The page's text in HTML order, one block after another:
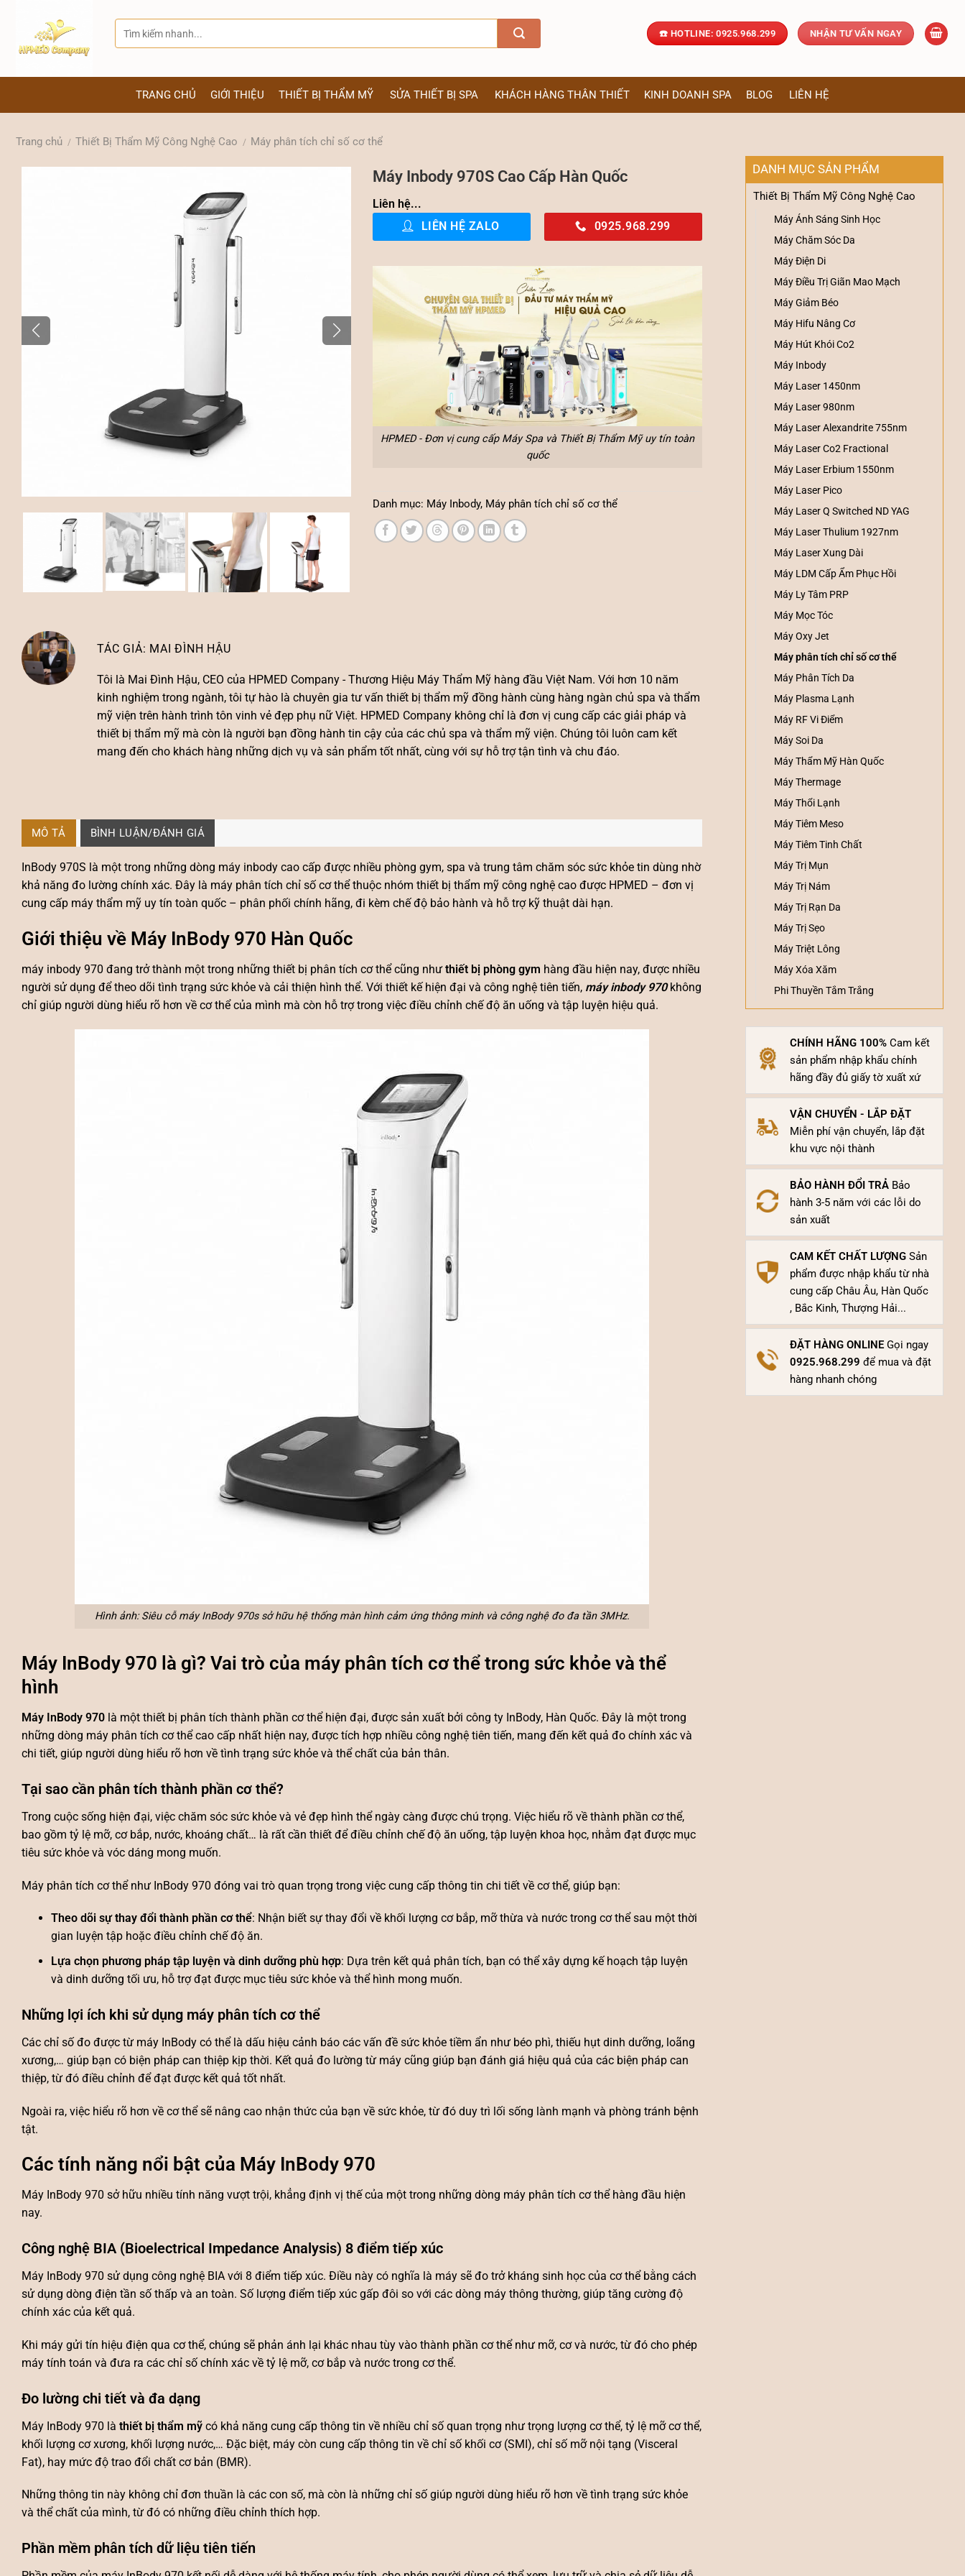
Tìm
kiếm:
☎️ HOTLINE: 0925.968.299 NHẬN TƯ VẤN NGAY
TRANG CHỦ GIỚI THIỆU THIẾT BỊ THẨM MỸ SỬA THIẾT BỊ SPA KHÁCH HÀNG THÂN THIẾT KINH DOANH SPA BLOG LIÊN HỆ
Trang chủ / Thiết Bị Thẩm Mỹ Công Nghệ Cao / Máy phân tích chỉ số cơ thể
DANH MỤC SẢN PHẨM
Thiết Bị Thẩm Mỹ Công Nghệ Cao
Máy Ánh Sáng Sinh Học
Máy Chăm Sóc Da
Máy Điện Di
Máy Điều Trị Giãn Mao Mạch
Máy Giảm Béo
Máy Hifu Nâng Cơ
Máy Hút Khói Co2
Máy Inbody
Máy Laser 1450nm
Máy Laser 980nm
Máy Laser Alexandrite 755nm
Máy Laser Co2 Fractional
Máy Laser Erbium 1550nm
Máy Laser Pico
Máy Laser Q Switched ND YAG
Máy Laser Thulium 1927nm
Máy Laser Xung Dài
Máy LDM Cấp Ẩm Phục Hồi
Máy Ly Tâm PRP
Máy Mọc Tóc
Máy Oxy Jet
Máy phân tích chỉ số cơ thể
Máy Phân Tích Da
Máy Plasma Lạnh
Máy RF Vi Điểm
Máy Soi Da
Máy Thẩm Mỹ Hàn Quốc
Máy Thermage
Máy Thổi Lạnh
Máy Tiêm Meso
Máy Tiêm Tinh Chất
Máy Trị Mụn
Máy Trị Nám
Máy Trị Rạn Da
Máy Trị Sẹo
Máy Triệt Lông
Máy Xóa Xăm
Phi Thuyền Tắm Trắng
CHÍNH HÃNG 100% Cam kết
sản phẩm nhập khẩu chính
hãng đầy đủ giấy tờ xuất xứ
VẬN CHUYỂN - LẮP ĐẶT
Miễn phí vận chuyển, lắp đặt
khu vực nội thành
BẢO HÀNH ĐỔI TRẢ Bảo
hành 3-5 năm với các lỗi do
sản xuất
CAM KẾT CHẤT LƯỢNG Sản
phẩm được nhập khẩu từ nhà
cung cấp Châu Âu, Hàn Quốc
, Bắc Kinh, Thượng Hải...
ĐẶT HÀNG ONLINE Gọi ngay
0925.968.299 để mua và đặt
hàng nhanh chóng
Máy Inbody 970S Cao Cấp Hàn Quốc
Liên hệ...
LIÊN HỆ ZALO 0925.968.299
HPMED - Đơn vị cung cấp Máy Spa và Thiết Bị Thẩm Mỹ uy tín toàn
quốc
Danh mục: Máy Inbody, Máy phân tích chỉ số cơ thể
MAI ĐÌNH HẬU
Tôi là Mai Đình Hậu, CEO của HPMED Company - Thương Hiệu Máy Thẩm Mỹ hàng đầu Việt Nam. Với hơn 10 năm
kinh nghiệm trong ngành, tôi tự hào là chuyên gia tư vấn thiết bị thẩm mỹ đồng hành cùng hàng ngàn chủ spa và thẩm
mỹ viện trên hành trình tôn vinh vẻ đẹp phụ nữ Việt. HPMED Company không chỉ là đơn vị cung cấp các giải pháp và
thiết bị thẩm mỹ mà còn là người bạn đồng hành tin cậy của các chủ spa và thẩm mỹ viện. Chúng tôi luôn cam kết
mang đến cho khách hàng những dịch vụ và sản phẩm tốt nhất, cùng với sự hỗ trợ tận tình và chu đáo.
MÔ TẢ BÌNH LUẬN/ĐÁNH GIÁ
InBody 970S là một trong những dòng máy inbody cao cấp được nhiều phòng gym, spa và trung tâm chăm sóc sức khỏe tin dùng nhờ
khả năng đo lường chính xác. Đây là máy phân tích chỉ số cơ thể thuộc nhóm thiết bị thẩm mỹ công nghệ cao được HPMED – đơn vị
cung cấp máy thẩm mỹ uy tín toàn quốc – phân phối chính hãng, đi kèm chế độ bảo hành và hỗ trợ kỹ thuật dài hạn.
Giới thiệu về Máy InBody 970 Hàn Quốc
máy inbody 970 đang trở thành một trong những thiết bị phân tích cơ thể cũng như thiết bị phòng gym hàng đầu hiện nay, được nhiều
người sử dụng để theo dõi tình trạng sức khỏe và cải thiện hình thể. Với thiết kế hiện đại và công nghệ tiên tiến, máy inbody 970không
chỉ giúp người dùng hiểu rõ hơn về cơ thể của mình mà còn hỗ trợ trong việc điều chỉnh chế độ ăn uống và tập luyện hiệu quả.
Hình ảnh: Siêu cỗ máy InBody 970s sở hữu hệ thống màn hình cảm ứng thông minh và công nghệ đo đa tần 3MHz.
Máy InBody 970 là gì? Vai trò của máy phân tích cơ thể trong sức khỏe và thể
hình
Máy InBody 970 là một thiết bị phân tích thành phần cơ thể hiện đại, được sản xuất bởi công ty InBody, Hàn Quốc. Đây là một trong
những dòng máy phân tích cơ thể cao cấp nhất hiện nay, được tích hợp nhiều công nghệ tiên tiến, mang đến kết quả đo chính xác và
chi tiết, giúp người dùng hiểu rõ hơn về tình trạng sức khỏe và thể chất của bản thân.
Tại sao cần phân tích thành phần cơ thể?
Trong cuộc sống hiện đại, việc chăm sóc sức khỏe và vẻ đẹp hình thể ngày càng được chú trọng. Việc hiểu rõ về thành phần cơ thể,
bao gồm tỷ lệ mỡ, cơ bắp, nước, khoáng chất… là rất cần thiết để điều chỉnh chế độ ăn uống, tập luyện khoa học, nhằm đạt được mục
tiêu sức khỏe và vóc dáng mong muốn.
Máy phân tích cơ thể như InBody 970 đóng vai trò quan trọng trong việc cung cấp thông tin chi tiết về cơ thể, giúp bạn:
Theo dõi sự thay đổi thành phần cơ thể: Nhận biết sự thay đổi về khối lượng cơ bắp, mỡ thừa và nước trong cơ thể sau một thời
gian luyện tập hoặc điều chỉnh chế độ ăn.
Lựa chọn phương pháp tập luyện và dinh dưỡng phù hợp: Dựa trên kết quả phân tích, bạn có thể xây dựng kế hoạch tập luyện
và dinh dưỡng tối ưu, hỗ trợ đạt được mục tiêu sức khỏe và thể hình mong muốn.
Những lợi ích khi sử dụng máy phân tích cơ thể
Các chỉ số đo được từ máy InBody có thể là dấu hiệu cảnh báo các vấn đề sức khỏe tiềm ẩn như béo phì, thiếu hụt dinh dưỡng, loãng
xương,… giúp bạn có biện pháp can thiệp kịp thời. Kết quả đo lường từ máy cũng giúp bạn đánh giá hiệu quả của các biện pháp can
thiệp, từ đó điều chỉnh để đạt được kết quả tốt nhất.
Ngoài ra, việc hiểu rõ hơn về cơ thể sẽ nâng cao nhận thức của bạn về sức khỏe, từ đó duy trì lối sống lành mạnh và phòng tránh bệnh
tật.
Các tính năng nổi bật của Máy InBody 970
Máy InBody 970 sở hữu nhiều tính năng vượt trội, khẳng định vị thế của một trong những dòng máy phân tích cơ thể hàng đầu hiện
nay.
Công nghệ BIA (Bioelectrical Impedance Analysis) 8 điểm tiếp xúc
Máy InBody 970 sử dụng công nghệ BIA với 8 điểm tiếp xúc. Điều này có nghĩa là máy sẽ đo trở kháng sinh học của cơ thể bằng cách
sử dụng dòng điện tần số thấp và an toàn. Số lượng điểm tiếp xúc gấp đôi so với các dòng máy thông thường, giúp tăng cường độ
chính xác của kết quả.
Khi máy gửi tín hiệu điện qua cơ thể, chúng sẽ phản ánh lại khác nhau tùy vào thành phần cơ thể như mỡ, cơ và nước, từ đó cho phép
máy tính toán và đưa ra các chỉ số chính xác về tỷ lệ mỡ, cơ bắp và nước trong cơ thể.
Đo lường chi tiết và đa dạng
Máy InBody 970 là thiết bị thẩm mỹ có khả năng cung cấp thông tin về nhiều chỉ số quan trọng như trọng lượng cơ thể, tỷ lệ mỡ cơ thể,
khối lượng cơ xương, khối lượng nước,… Đặc biệt, máy còn cung cấp thông tin về chỉ số khối cơ (SMI), chỉ số mỡ nội tạng (Visceral
Fat), hay mức độ trao đổi chất cơ bản (BMR).
Những thông tin này không chỉ đơn thuần là các con số, mà còn là những chỉ số giúp người dùng hiểu rõ hơn về tình trạng sức khỏe
và thể chất của mình, từ đó có những điều chỉnh thích hợp.
Phần mềm phân tích dữ liệu tiên tiến